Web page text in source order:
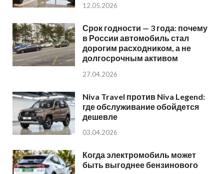
12.05.2026
Срок годности — 3 года: почему
в России автомобиль стал
дорогим расходником, а не
долгосрочным активом
27.04.2026
Niva Travel против Niva Legend:
где обслуживание обойдется
дешевле
03.04.2026
Когда электромобиль может
быть выгоднее бензинового